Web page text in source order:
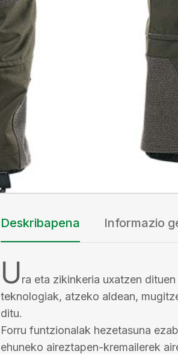
Deskribapena Informazio
Ura eta zikinkeria uxatzen
teknologiak, atzeko aldean,
ditu.
Forru funtzionalak hezetasuna
ehuneko aireztapen-kremailerek